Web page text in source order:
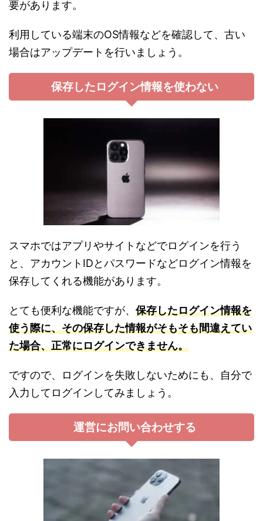
要があります。
利用している端末のOS情報などを確認して、古い
場合はアップデートを行いましょう。
保存したログイン情報を使わない
スマホではアプリやサイトなどでログインを行う
と、アカウントIDとパスワードなどログイン情報を
保存してくれる機能があります。
とても便利な機能ですが、 保存したログイン情報を
使う際に、その保存した情報がそもそも間違えてい
た場合、正常にログインできません。
ですので、ログインを失敗しないためにも、自分で
入力してログインしてみましょう。
運営にお問い合わせする